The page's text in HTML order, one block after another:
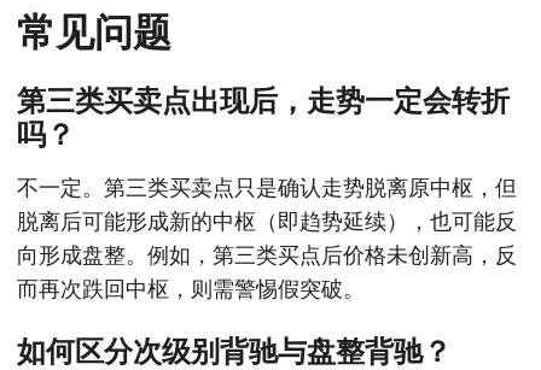
常见问题
第三类买卖点出现后，走势一定会转折
吗？
不一定。第三类买卖点只是确认走势脱离原中枢，但
脱离后可能形成新的中枢（即趋势延续），也可能反
向形成盘整。例如，第三类买点后价格未创新高，反
而再次跌回中枢，则需警惕假突破。
如何区分次级别背驰与盘整背驰？